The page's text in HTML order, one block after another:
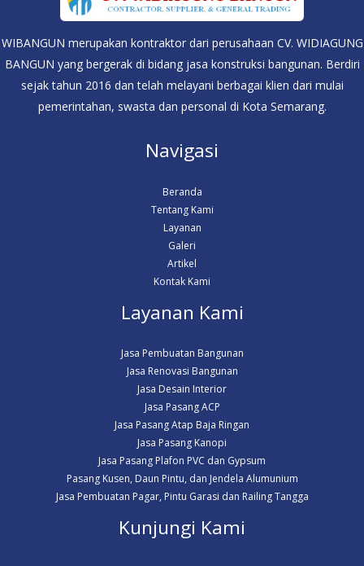
WIBANGUN merupakan kontraktor dari perusahaan CV. WIDIAGUNG
BANGUN yang bergerak di bidang jasa konstruksi bangunan. Berdiri
sejak tahun 2016 dan telah melayani berbagai klien dari mulai
pemerintahan, swasta dan personal di Kota Semarang.
Navigasi
Beranda
Tentang Kami
Layanan
Galeri
Artikel
Kontak Kami
Layanan Kami
Jasa Pembuatan Bangunan
Jasa Renovasi Bangunan
Jasa Desain Interior
Jasa Pasang ACP
Jasa Pasang Atap Baja Ringan
Jasa Pasang Kanopi
Jasa Pasang Plafon PVC dan Gypsum
Pasang Kusen, Daun Pintu, dan Jendela Alumunium
Jasa Pembuatan Pagar, Pintu Garasi dan Railing Tangga
Kunjungi Kami